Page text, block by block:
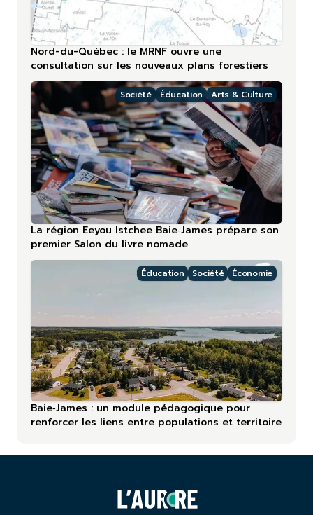
Nord-du-Québec : le MRNF ouvre une
consultation sur les nouveaux plans forestiers
Société Éducation Arts & Culture
La région Eeyou Istchee Baie‑James prépare son
premier Salon du livre nomade
Éducation Société Économie
Baie‑James : un module pédagogique pour
renforcer les liens entre populations et territoire